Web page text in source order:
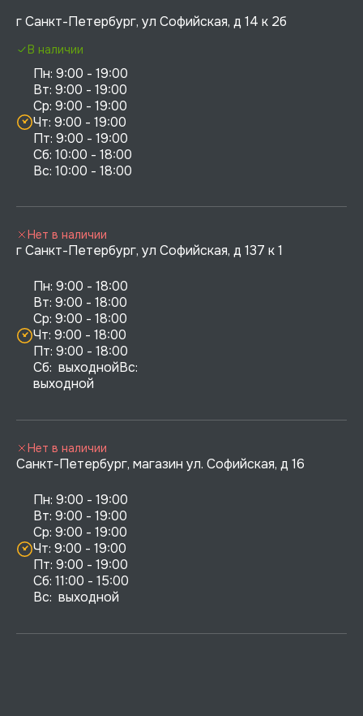
г Санкт-Петербург, ул Софийская, д 14 к 2б
Пн: 9:00 - 19:00
Вт: 9:00 - 19:00
Ср: 9:00 - 19:00
Чт: 9:00 - 19:00
Пт: 9:00 - 19:00
Сб: 10:00 - 18:00
В наличии
г Санкт-Петербург, ул Софийская, д 137 к 1
Пн: 9:00 - 18:00
Вт: 9:00 - 18:00
Ср: 9:00 - 18:00
Чт: 9:00 - 18:00
Пт: 9:00 - 18:00
Сб:  выходнойВс:
выходной
Нет в наличии
Санкт-Петербург, магазин ул. Софийская, д 16
Пн: 9:00 - 19:00
Вт: 9:00 - 19:00
Ср: 9:00 - 19:00
Чт: 9:00 - 19:00
Пт: 9:00 - 19:00
Сб: 11:00 - 15:00
Вс:  выходной
Нет в наличии